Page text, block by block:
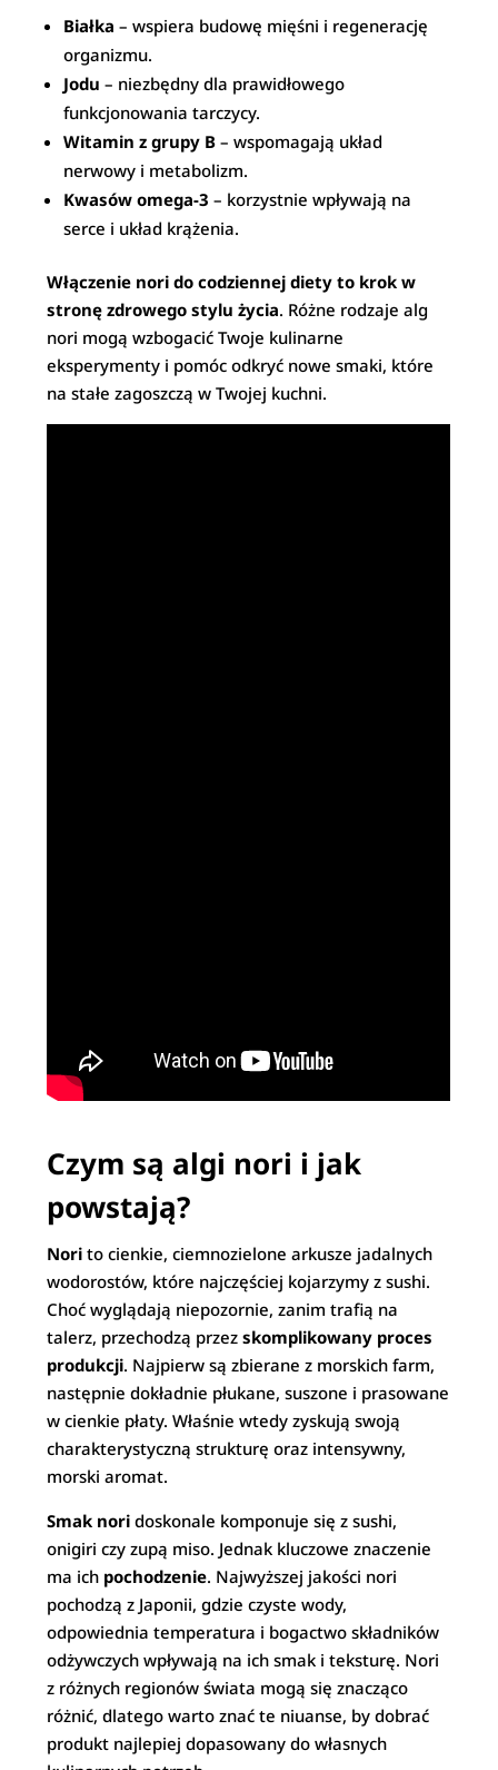
Białka – wspiera budowę mięśni i regenerację
organizmu.
Jodu – niezbędny dla prawidłowego
funkcjonowania tarczycy.
Witamin z grupy B – wspomagają układ
nerwowy i metabolizm.
Kwasów omega-3 – korzystnie wpływają na
serce i układ krążenia.
Włączenie nori do codziennej diety to krok w
stronę zdrowego stylu życia. Różne rodzaje alg
nori mogą wzbogacić Twoje kulinarne
eksperymenty i pomóc odkryć nowe smaki, które
na stałe zagoszczą w Twojej kuchni.
Czym są algi nori i jak
powstają?
Nori to cienkie, ciemnozielone arkusze jadalnych
wodorostów, które najczęściej kojarzymy z sushi.
Choć wyglądają niepozornie, zanim trafią na
talerz, przechodzą przezskomplikowany proces
produkcji. Najpierw są zbierane z morskich farm,
następnie dokładnie płukane, suszone i prasowane
w cienkie płaty. Właśnie wtedy zyskują swoją
charakterystyczną strukturę oraz intensywny,
morski aromat.
Smak nori doskonale komponuje się z sushi,
onigiri czy zupą miso. Jednak kluczowe znaczenie
ma ich pochodzenie. Najwyższej jakości nori
pochodzą z Japonii, gdzie czyste wody,
odpowiednia temperatura i bogactwo składników
odżywczych wpływają na ich smak i teksturę. Nori
z różnych regionów świata mogą się znacząco
różnić, dlatego warto znać te niuanse, by dobrać
produkt najlepiej dopasowany do własnych